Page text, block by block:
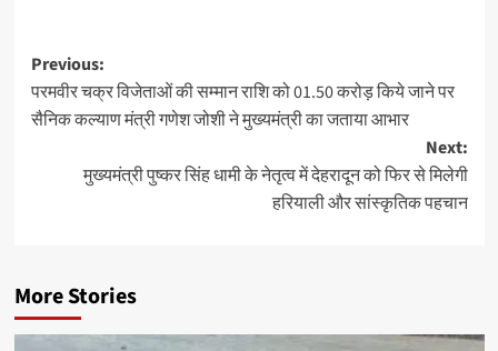
Post
navigation
Previous:
परमवीर चक्र विजेताओं की सम्मान राशि को 01.50 करोड़ किये जाने पर
सैनिक कल्याण मंत्री गणेश जोशी ने मुख्यमंत्री का जताया आभार
Next:
मुख्यमंत्री पुष्कर सिंह धामी के नेतृत्व में देहरादून को फिर से मिलेगी
हरियाली और सांस्कृतिक पहचान
More Stories